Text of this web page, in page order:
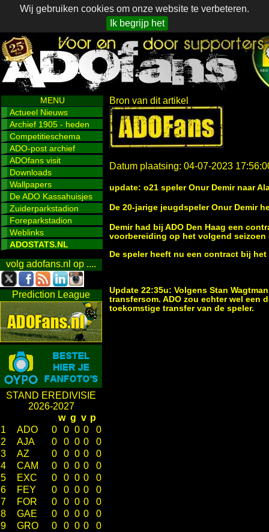
Wij gebruiken cookies om onze website te verbeteren.
Ik begrijp het
MENU
Actueel Nieuws
Archief 1905 - heden
Competitieschema
ADO-post archief
ADOfans visit
Downloads
Wallpapers
De ADO Kassahuisjes
Zuiderparkstadion
Foreparkstadion
Weblinks
ADOSTATS.NL
volg adofans.nl op ....
Prediction League
STAND EREDIVISIE
2026-2027
w g v p
1
ADO 0 0 0 0
0
2
AJA 0 0 0 0
0
3
AZ 0 0 0 0
0
4
CAM 0 0 0 0
0
5
EXC 0 0 0 0
0
6
FEY 0 0 0 0
0
7
FOR 0 0 0 0
0
8
GAE 0 0 0 0
0
9
GRO 0 0 0 0
0
Bron van dit artikel
Datum plaatsing: 04-07-2023
update: o21 speler Onur Demir naar
De 20-jarige jeugdspeler Onur Demir
Demir had bij ADO Den Haag een
voorbereiding op het volgend
De speler heeft nu een contract bij
Update 22:35u: Volgens Stan
transfersom. ADO zou echter wel een
toekomstige transfer van de speler.